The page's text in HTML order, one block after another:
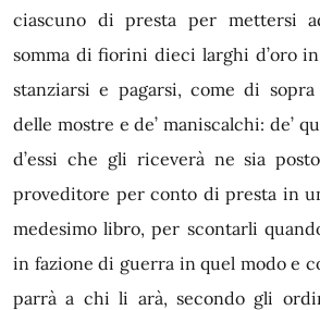
ciascuno di presta per mettersi
somma di fiorini dieci larghi d’oro
stanziarsi e pagarsi, come di
delle mostre e de’ maniscalchi: de’
d’essi che gli riceverà ne sia
proveditore per conto di presta in
medesimo libro, per scontarli
in fazione di guerra in quel modo e
parrà a chi li arà, secondo gli